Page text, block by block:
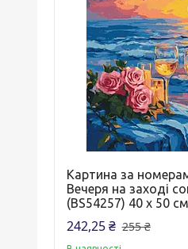
Картина за
Вечеря на заході
(BS54257) 40 х 50 см
242,25 ₴ 255 ₴